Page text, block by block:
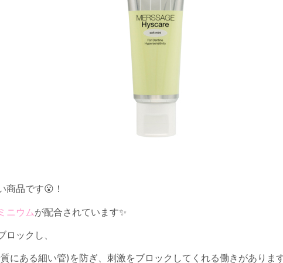
商品です😮！
ニウムが配合されています✨
ックし、